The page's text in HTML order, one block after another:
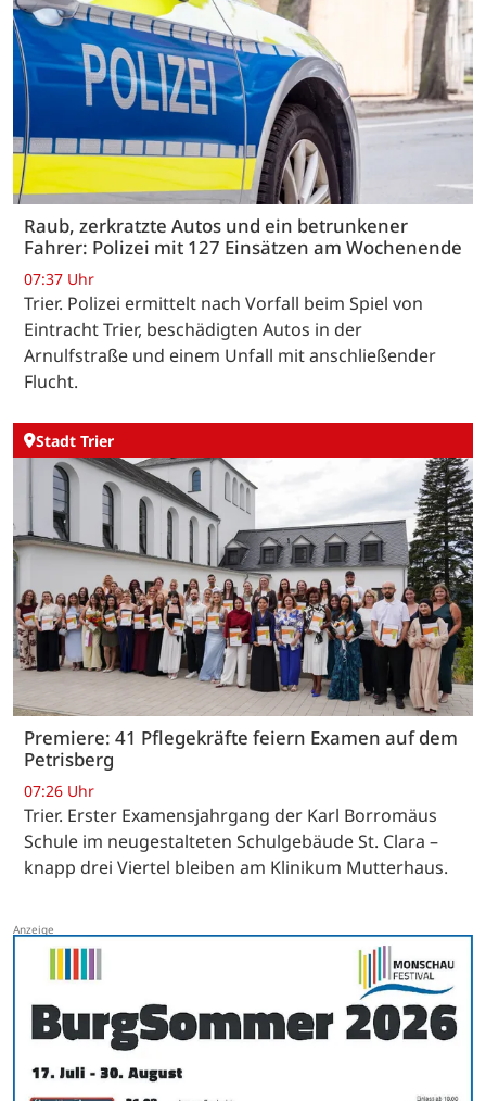
Raub, zerkratzte Autos und ein betrunkener
Fahrer: Polizei mit 127 Einsätzen am Wochenende
07:37 Uhr
Trier. Polizei ermittelt nach Vorfall beim Spiel von
Eintracht Trier, beschädigten Autos in der
Arnulfstraße und einem Unfall mit anschließender
Flucht.
Stadt Trier
Premiere: 41 Pflegekräfte feiern Examen auf dem
Petrisberg
07:26 Uhr
Trier. Erster Examensjahrgang der Karl Borromäus
Schule im neugestalteten Schulgebäude St. Clara –
knapp drei Viertel bleiben am Klinikum Mutterhaus.